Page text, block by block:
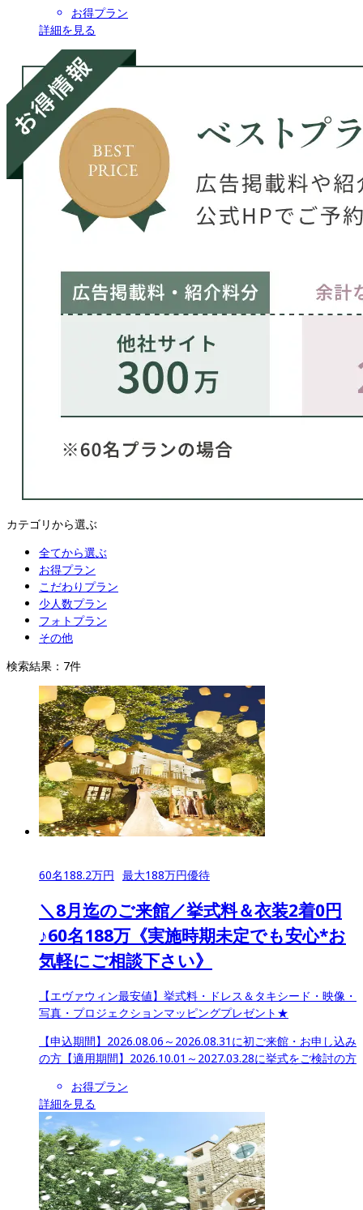
お得プラン
詳細を見る
カテゴリから選ぶ
全てから選ぶ
お得プラン
こだわりプラン
少人数プラン
フォトプラン
その他
検索結果： 7件
60名188.2万円 最大188万円優待
＼8月迄のご来館／挙式料＆衣装2着0円
♪60名188万《実施時期未定でも安心*お
気軽にご相談下さい》
【エヴァウィン最安値】挙式料・ドレス＆タキシード・映像・
写真・プロジェクションマッピングプレゼント★
【申込期間】 2026.08.06～2026.08.31に初ご来館・お申し込み
の方 【適用期間】 2026.10.01～2027.03.28に挙式をご検討の方
お得プラン
詳細を見る